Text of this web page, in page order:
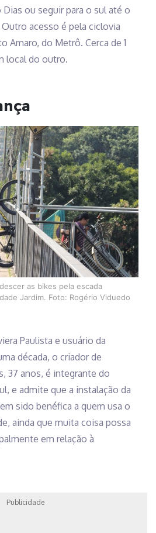
ou seguir para o sul até o
Outro acesso é pela ciclovia
Amaro, do Metrô. Cerca de 1
local do outro.
as bikes pela escada
Jardim. Foto: Rogério Viduedo
Paulista e usuário da
década, o criador de
37 anos, é integrante do
e admite que a instalação da
sido benéfica a quem usa o
ainda que muita coisa possa
em relação à
Publicidade